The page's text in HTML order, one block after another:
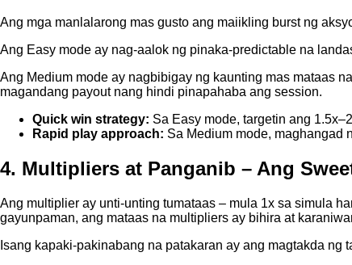
Ang mga manlalarong mas gusto ang maiikling burst ng
Ang Easy mode ay nag-aalok ng pinaka-predictable na
Ang Medium mode ay nagbibigay ng kaunting mas mataas
magandang payout nang hindi pinapahaba ang session.
Quick win strategy: Sa Easy mode, targetin ang
Rapid play approach: Sa Medium mode, maghangad
4. Multipliers at Panganib – Ang
Ang multiplier ay unti-unting tumataas – mula 1x sa simula
gayunpaman, ang mataas na multipliers ay bihira at
Isang kapaki-pakinabang na patakaran ay ang magtakda